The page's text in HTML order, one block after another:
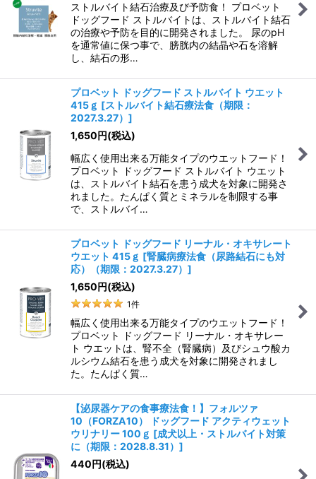
絞り込む
ストルバイト結石治療及び予防食！ プロベット
ドッグフード ストルバイトは、ストルバイト結石
の治療や予防を目的に開発されました。 尿のpH
を通常値に保つ事で、膀胱内の結晶や石を溶解
し、結石の形…
プロベット ドッグフード ストルバイト ウエット
415ｇ [ストルバイト結石療法食（期限：
2027.3.27） ]
1,650円(税込)
幅広く使用出来る万能タイプのウエットフード！
プロベット ドッグフード ストルバイト ウエット
は、ストルバイト結石を患う成犬を対象に開発さ
れました。たんぱく質とミネラルを制限する事
で、ストルバイ…
プロベット ドッグフード リーナル・オキサレート
ウエット 415ｇ [腎臓病療法食（尿路結石にも対
応）（期限：2027.3.27） ]
1,650円(税込)
1件
幅広く使用出来る万能タイプのウエットフード！
プロベット ドッグフード リーナル・オキサレー
ト ウエットは、腎不全（腎臓病）及びシュウ酸カ
ルシウム結石を患う成犬を対象に開発されまし
た。たんぱく質…
【泌尿器ケアの食事療法食！】フォルツァ
10（FORZA10） ドッグフード アクティウェット
ウリナリー 100ｇ [成犬以上・ストルバイト対策
に（期限：2028.8.31） ]
440円(税込)